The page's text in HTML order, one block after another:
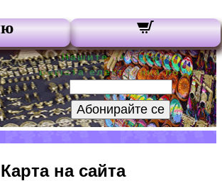
Нашите бюлетини:
Вашата електронна поща:
Абонирайте се
Карта на сайта